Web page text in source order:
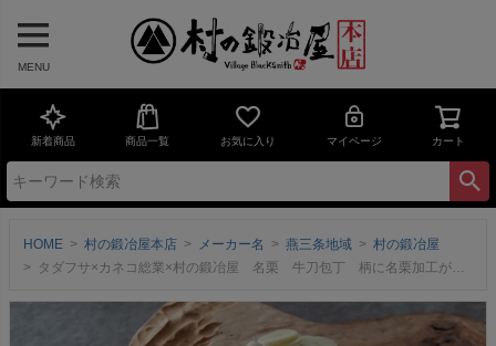
MENU
新着商品 商品一覧 お気に入り マイページ カート
HOME 村の鍛冶屋本店 メーカー名 燕三条地域
村の鍛冶屋
タダフサ×カネコ総業×村の鍛冶屋 名栗 牛刀包丁 柄に名栗加工が施されたSLD鋼の包丁 刃、ハンド ル、外箱まで全てが三条製 【頑張って送料無料！】